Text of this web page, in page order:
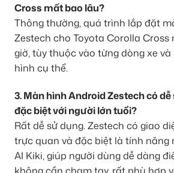
Cross mất bao lâu?
Thông thường, quá trình lắp đặt
Zestech cho Toyota Corolla Cross
giờ, tùy thuộc vào từng dòng xe
hình cụ thể.
3. Màn hình Android Zestech có
đặc biệt với người lớn tuổi?
Rất dễ sử dụng. Zestech có giao
trực quan và đặc biệt là tính năng
AI Kiki, giúp người dùng dễ dàng